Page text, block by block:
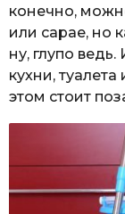
конечно,
или сарае, но
ну, глупо
кухни,
этом стоит